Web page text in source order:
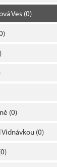
Ves (0)
(0)
Vidnávkou (0)